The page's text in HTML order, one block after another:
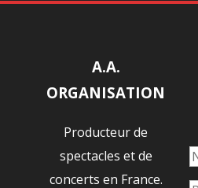
A.A.
ORGANISATION
Producteur de
spectacles et de
concerts en France.